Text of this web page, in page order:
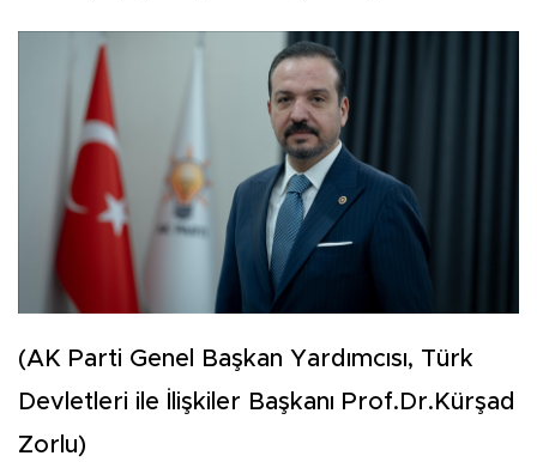
(AK Parti Genel Başkan Yardımcısı, Türk
Devletleri ile İlişkiler Başkanı Prof.Dr.Kürşad
Zorlu)